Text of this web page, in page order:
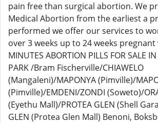
pain free than surgical abortion. We
Medical Abortion from the earliest a
performed we offer our services to
over 3 weeks up to 24 weeks
MINUTES ABORTION PILLS FOR SALE
PARK /Bram Fischerville/CHIAWELO
(Mangaleni)/MAPONYA (Pimville)/
(Pimville)/EMDENI/ZONDI (Soweto)/
(Eyethu Mall)/PROTEA GLEN (Shell
GLEN (Protea Glen Mall) Benoni,